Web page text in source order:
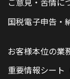
国税電子申告・
お客様本位の業
重要情報シート